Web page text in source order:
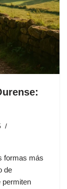
formas más
de
permiten